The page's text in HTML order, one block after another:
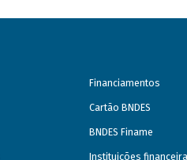
Financiamentos
Cartão BNDES
BNDES Finame
Instituições